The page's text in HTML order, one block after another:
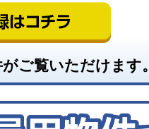
ご覧いただけます。